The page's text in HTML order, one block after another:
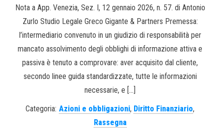
Nota a App. Venezia, Sez. I, 12 gennaio 2026, n. 57. di Antonio
Zurlo Studio Legale Greco Gigante & Partners Premessa:
l’intermediario convenuto in un giudizio di responsabilità per
mancato assolvimento degli obblighi di informazione attiva e
passiva è tenuto a comprovare: aver acquisito dal cliente,
secondo linee guida standardizzate, tutte le informazioni
necessarie, e […]
Categoria: Azioni e obbligazioni, Diritto Finanziario,
Rassegna